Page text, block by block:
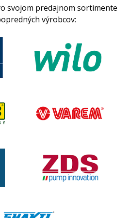
svojom predajnom sortimente
výrobcov: